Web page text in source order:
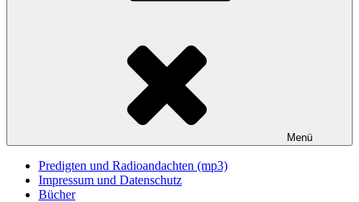
Menü
Predigten und Radioandachten (mp3)
Impressum und Datenschutz
Bücher